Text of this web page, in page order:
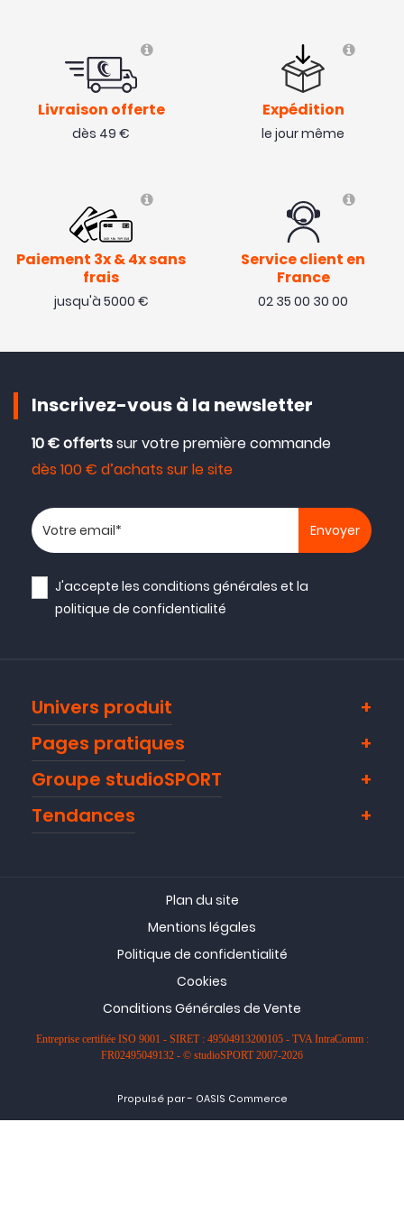
Livraison offerte
dès 49 €
Expédition
le jour même
Paiement 3x & 4x sans
frais
jusqu'à 5000 €
Service client en
France
02 35 00 30 00
Inscrivez-vous à la newsletter
10 € offertssur votre première commande
dès 100 € d’achats sur le site
Votre adresse email
J'accepte lesconditions générales et la
politique de confidentialité
Univers produit
Pages pratiques
Groupe studioSPORT
Tendances
Plan du site
Mentions légales
Politique de confidentialité
Cookies
Conditions Générales de Vente
Entreprise certifiée ISO 9001 - SIRET : 49504913200105 - TVA IntraComm :
FR02495049132 - © studioSPORT 2007-2026
Propulsé par- OASIS Commerce